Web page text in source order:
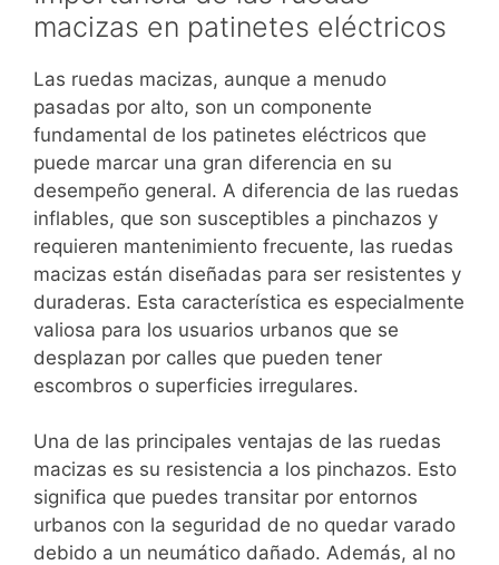
macizas en patinetes eléctricos
Las ruedas macizas, aunque a menudo
pasadas por alto, son un componente
fundamental de los patinetes eléctricos que
puede marcar una gran diferencia en su
desempeño general. A diferencia de las ruedas
inflables, que son susceptibles a pinchazos y
requieren mantenimiento frecuente, las ruedas
macizas están diseñadas para ser resistentes y
duraderas. Esta característica es especialmente
valiosa para los usuarios urbanos que se
desplazan por calles que pueden tener
escombros o superficies irregulares.
Una de las principales ventajas de las ruedas
macizas es su resistencia a los pinchazos. Esto
significa que puedes transitar por entornos
urbanos con la seguridad de no quedar varado
debido a un neumático dañado. Además, al no